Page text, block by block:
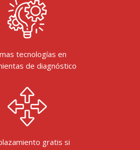
tecnologías en
de diagnóstico
gratis si